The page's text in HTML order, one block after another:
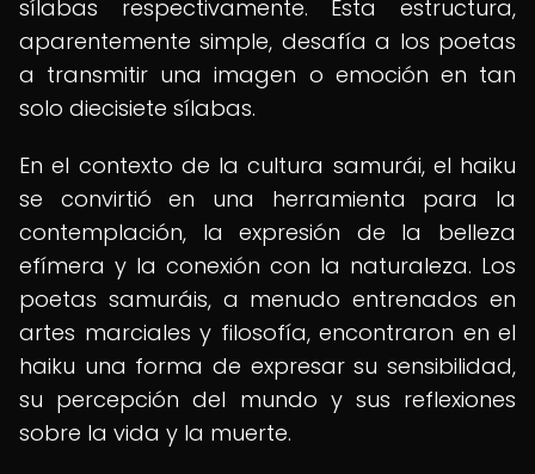
sílabas respectivamente. Esta estructura,
aparentemente simple, desafía a los poetas
a transmitir una imagen o emoción en tan
solo diecisiete sílabas.
En el contexto de la cultura samurái, el haiku
se convirtió en una herramienta para la
contemplación, la expresión de la belleza
efímera y la conexión con la naturaleza. Los
poetas samuráis, a menudo entrenados en
artes marciales y filosofía, encontraron en el
haiku una forma de expresar su sensibilidad,
su percepción del mundo y sus reflexiones
sobre la vida y la muerte.